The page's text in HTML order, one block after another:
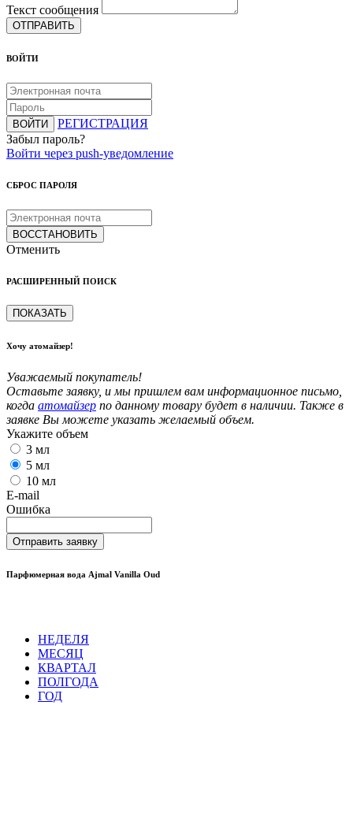
Текст сообщения
ОТПРАВИТЬ
ВОЙТИ
ВОЙТИ
РЕГИСТРАЦИЯ
Забыл пароль?
Войти через push-уведомление
СБРОС ПАРОЛЯ
ВОССТАНОВИТЬ
Отменить
РАСШИРЕННЫЙ ПОИСК
ПОКАЗАТЬ
Хочу атомайзер!
Уважаемый покупатель!
Оставьте заявку, и мы пришлем вам информационное письмо,
когда атомайзер по данному товару будет в наличии. Также в
заявке Вы можете указать желаемый объем.
Укажите объем
3 мл
5 мл
10 мл
E-mail
Ошибка
Отправить заявку
Парфюмерная вода Ajmal Vanilla Oud
НЕДЕЛЯ
МЕСЯЦ
КВАРТАЛ
ПОЛГОДА
ГОД